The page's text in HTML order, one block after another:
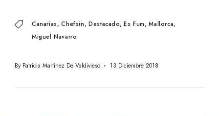
Canarias Chefsin Destacado Es Fum Mallorca
Miguel Navarro
By Patricia Martínez De Valdivieso 13 Diciembre 2018